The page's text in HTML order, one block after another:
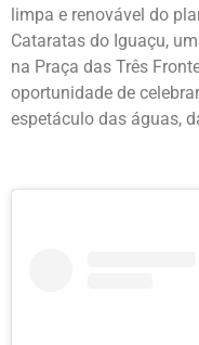
limpa e renovável do
Cataratas do Iguaçu,
na Praça das Três
oportunidade de
espetáculo das águas,